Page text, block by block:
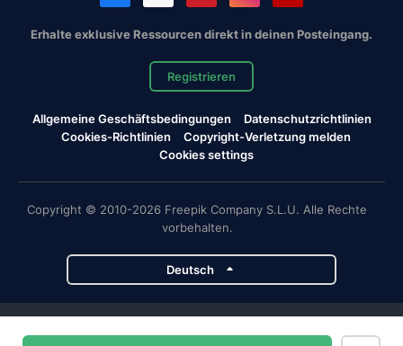
Erhalte exklusive Ressourcen direkt in deinen Posteingang.
Registrieren
Allgemeine Geschäftsbedingungen
Datenschutzrichtlinien
Cookies-Richtlinien
Copyright-Verletzung melden
Cookies settings
Copyright © 2010-2026 Freepik Company S.L.U. Alle Rechte
vorbehalten.
Deutsch